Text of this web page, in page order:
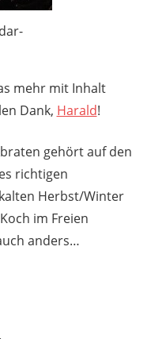
mehr mit Inhalt
Dank, Harald!
gehört auf den
richtigen
Herbst/Winter
im Freien
anders…